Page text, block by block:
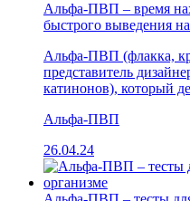
Альфа-ПВП – время
быстрого выведения
Альфа-ПВП (флакка,
представитель
катинонов), который
Альфа-ПВП
26.04.24